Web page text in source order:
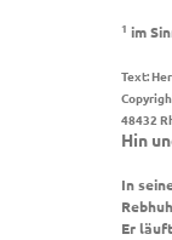
1 im
Text:
48432
Hin
In
Er